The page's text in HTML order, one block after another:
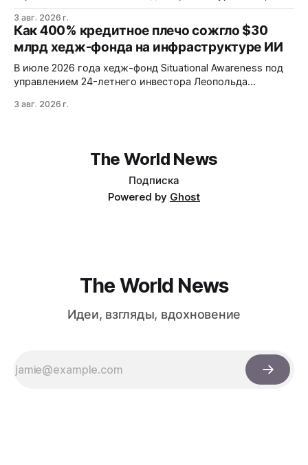
1M токенов. При типичной агентной нагрузке модель
обходится в $0,0096 за запуск против $0,7324 у Claude
Opus 4.8, но уступает в задачах с vision и comp…
3 авг. 2026 г.
Как 400% кредитное плечо сожгло $30
млрд хедж-фонда на инфраструктуре ИИ
В июле 2026 года хедж-фонд Situational Awareness под
управлением 24-летнего инвестора Леопольда
потеряв $30 млрд за месяц. Причина — маржин-коллы
3 авг. 2026 г.
The World News
Подписка
Powered by Ghost
The World News
Идеи, взгляды, вдохновение